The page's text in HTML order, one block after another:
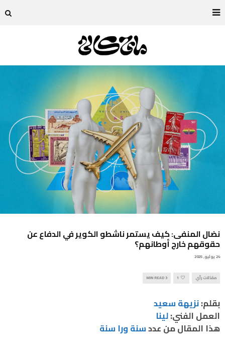
نضال المنفى: كيف يستمر ناشطو الكوير في الدفاع عن
حقوقهم خارج أوطانهم؟
24 يوليو, 2025
مقالات رأي 1
3 MIN READ
بقلم:نزيهة سعيد
العمل الفني:لينا
هذا المقال من عددسنة ورا سنة